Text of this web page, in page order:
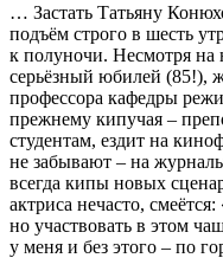
… Застать Татьяну
подъём строго в шесть
к полуночи. Несмотря
серьёзный юбилей (85!),
профессора кафедры
прежнему кипучая –
студентам, ездит на
не забывают – на
всегда кипы новых
актриса нечасто,
но участвовать в этом
у меня и без этого – по